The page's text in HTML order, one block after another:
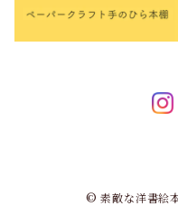
© 素敵な洋書絵